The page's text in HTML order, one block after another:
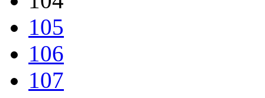
105
106
107